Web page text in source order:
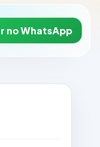
no WhatsApp